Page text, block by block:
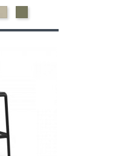
-
Taupe
-
Vert